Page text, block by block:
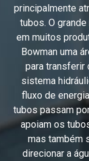
principalmente
tubos. O
em muitos
Bowman uma
para transferir
sistema
fluxo de
tubos passam
apoiam os
mas também
direcionar a